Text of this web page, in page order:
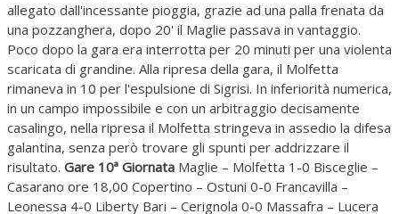
allegato dall'incessante pioggia, grazie ad una palla frenata da
una pozzanghera, dopo 20' il Maglie passava in vantaggio.
Poco dopo la gara era interrotta per 20 minuti per una violenta
scaricata di grandine. Alla ripresa della gara, il Molfetta
rimaneva in 10 per l'espulsione di Sigrisi. In inferiorità numerica,
in un campo impossibile e con un arbitraggio decisamente
casalingo, nella ripresa il Molfetta stringeva in assedio la difesa
galantina, senza però trovare gli spunti per addrizzare il
risultato. Gare 10ª Giornata Maglie – Molfetta 1-0 Bisceglie –
Casarano ore 18,00 Copertino – Ostuni 0-0 Francavilla –
Leonessa 4-0 Liberty Bari – Cerignola 0-0 Massafra – Lucera